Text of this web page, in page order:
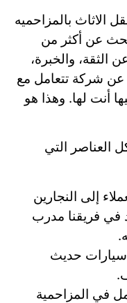
الاثاث بالمزاحميه
عن أكثر من
والخبرة،
عن شركة تتعامل مع
أنت لها. وهذا هو
العناصر التي
إلى النجارين
في فريقنا مدرب
حديث
في المزاحمية